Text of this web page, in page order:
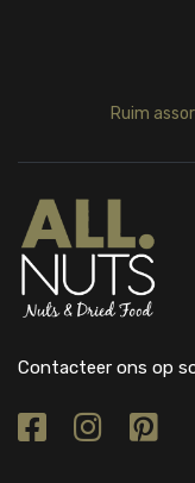
Ruim
Contacteer ons op